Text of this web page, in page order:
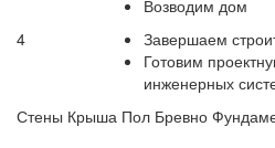
Возводим дом
4
Завершаем
Готовим
инженерных
Стены Крыша Пол Бревно